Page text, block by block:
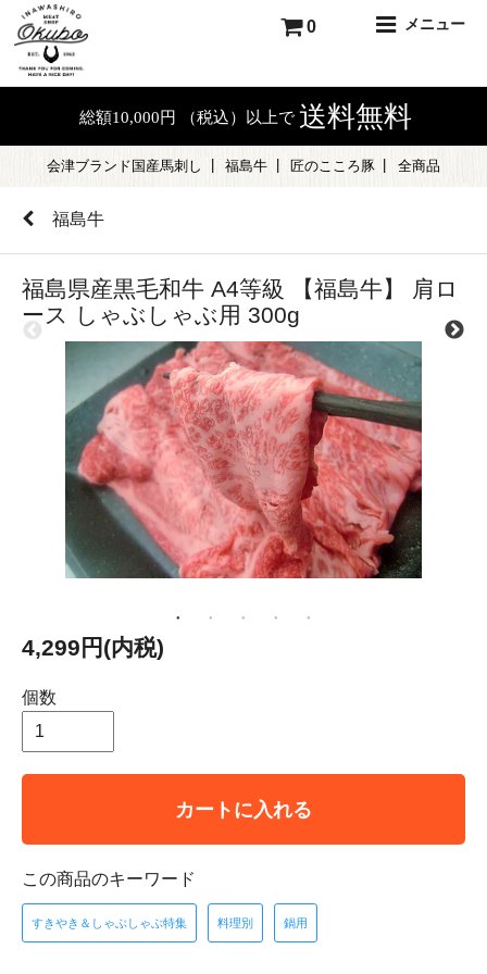
メニュー
0
総額10,000円 （税込）以上で 送料無料
会津ブランド国産馬刺し 福島牛 匠のこころ豚 全商品
福島牛
福島県産黒毛和牛 A4等級 【福島牛】 肩ロ
ース しゃぶしゃぶ用 300g
4,299円(内税)
個数
カートに入れる
この商品のキーワード
すきやき＆しゃぶしゃぶ特集 料理別 鍋用